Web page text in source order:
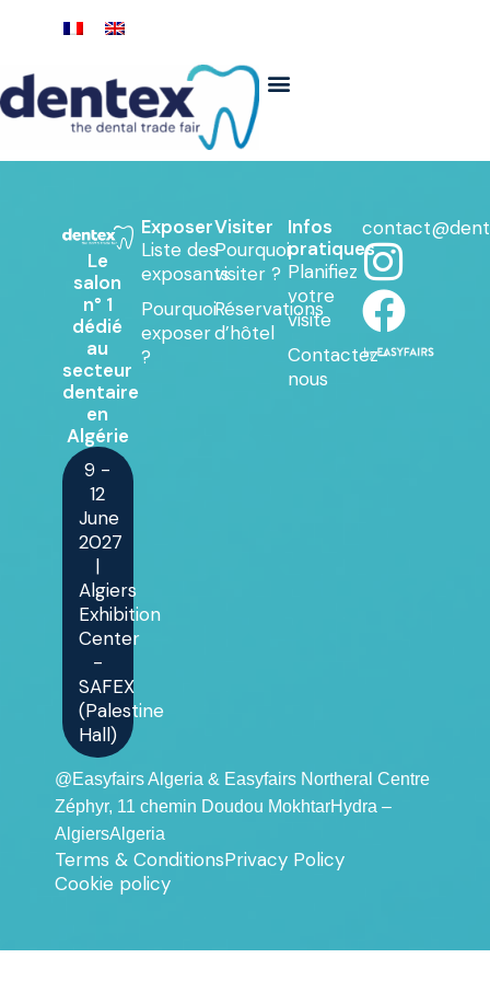
Le
salon
n° 1
dédié
au
secteur
dentaire
en
Algérie
9 -
12
June
2027
|
Algiers
Exhibition
Center
-
SAFEX
(Palestine
Hall)
Exposer
Liste des
exposants
Pourquoi
exposer
?
Visiter
Pourquoi
visiter ?
Réservations
d’hôtel
Infos
pratiques
Planifiez
votre
visite
Contactez-
nous
@Easyfairs Algeria & Easyfairs Northeral Centre
Zéphyr, 11 chemin Doudou MokhtarHydra –
AlgiersAlgeria
Terms & ConditionsPrivacy Policy
Cookie policy